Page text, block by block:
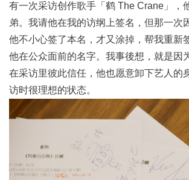
有一次采访创作歌手「鹤 The Crane」，
弟。我请他在我的访纲上签名，但那一次
他不小心签了本名，才又涂掉，帮我重新
他在公众面前的名字。我事後想，就是因
在采访里彼此信任，他也愿意卸下艺人的
访时很理想的状态。